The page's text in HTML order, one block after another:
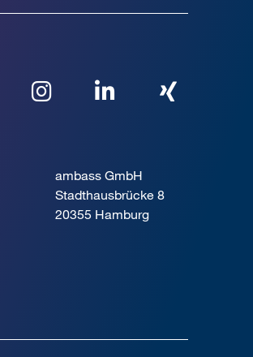
ambass GmbH
Stadthausbrücke 8
20355 Hamburg